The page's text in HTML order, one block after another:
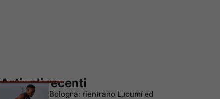
Articoli recenti
Bologna: rientrano Lucumí ed